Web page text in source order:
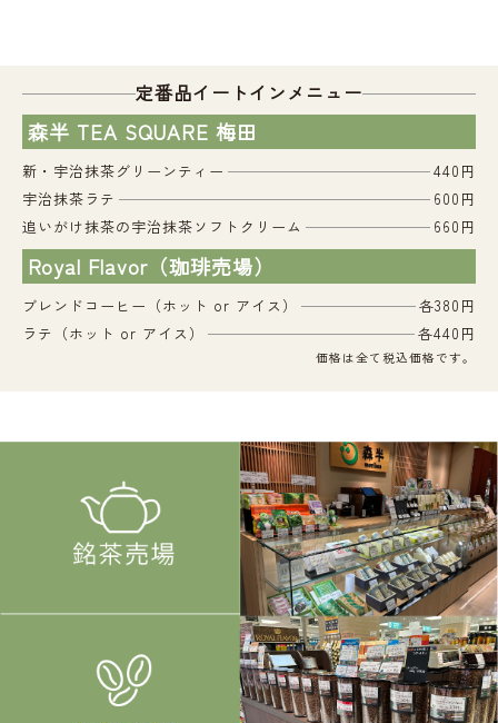
定番品イートインメニュー
森半 TEA SQUARE 梅田
新・宇治抹茶グリーンティー
440円
宇治抹茶ラテ
600円
追いがけ抹茶の宇治抹茶ソフトクリーム
660円
Royal Flavor（珈琲売場）
ブレンドコーヒー（ホット or アイス）
各380円
ラテ（ホット or アイス）
各440円
価格は全て税込価格です。